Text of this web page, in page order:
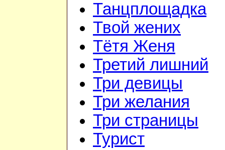
Танцплощадка
Твой жених
Тётя Женя
Третий лишний
Три девицы
Три желания
Три страницы
Турист